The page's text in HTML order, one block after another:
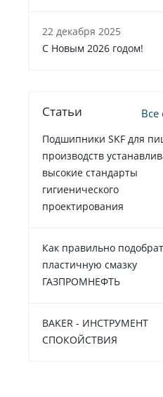
22 декабря 2025
C Новым 2026 годом!
Статьи Все
Подшипники SKF для
производств
высокие стандарты
гигиенического
проектирования
Как правильно
пластичную смазку
ГАЗПРОМНЕФТЬ
BAKER - ИНСТРУМЕНТ
СПОКОЙСТВИЯ